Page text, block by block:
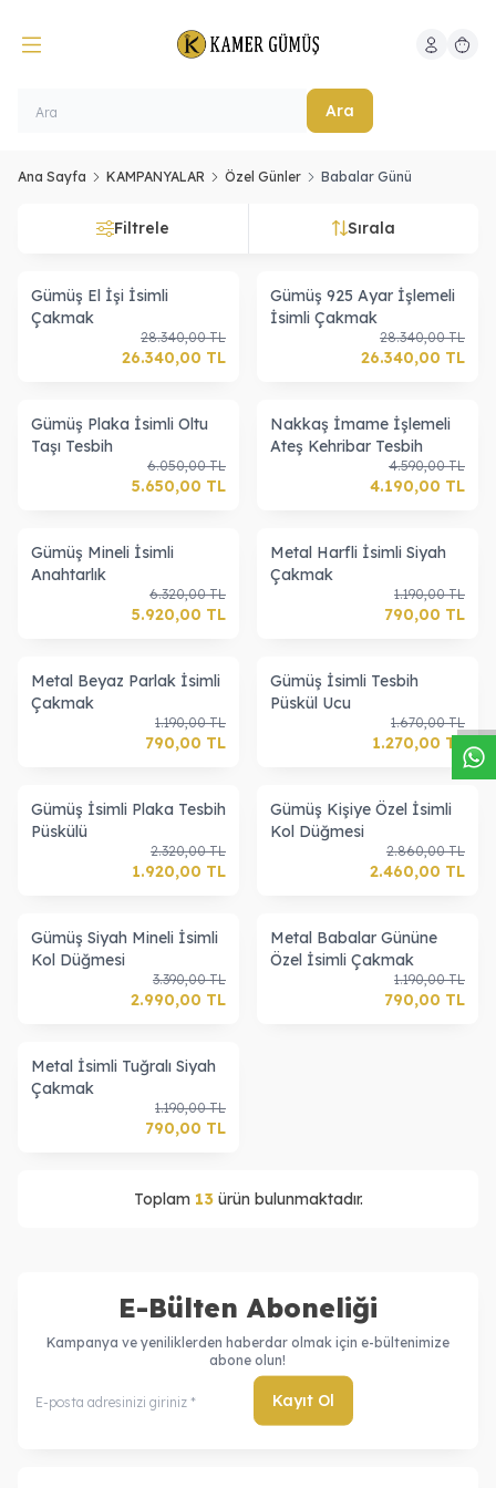
Ara
Hesabım
Ana Sayfa KAMPANYALAR Özel Günler Babalar Günü
Filtrele Sırala
Gümüş El İşi İsimli
Çakmak
28.340,00TL
26.340,00 TL
Gümüş 925 Ayar İşlemeli
İsimli Çakmak
28.340,00TL
26.340,00 TL
Gümüş Plaka İsimli Oltu
Taşı Tesbih
6.050,00TL
5.650,00 TL
Nakkaş İmame İşlemeli
Ateş Kehribar Tesbih
4.590,00TL
4.190,00 TL
Gümüş Mineli İsimli
Anahtarlık
6.320,00TL
5.920,00 TL
Metal Harfli İsimli Siyah
Çakmak
1.190,00TL
790,00 TL
Metal Beyaz Parlak İsimli
Çakmak
1.190,00TL
790,00 TL
Gümüş İsimli Tesbih
Püskül Ucu
1.670,00TL
1.270,00 TL
Gümüş İsimli Plaka Tesbih
Püskülü
2.320,00TL
1.920,00 TL
Gümüş Kişiye Özel İsimli
Kol Düğmesi
2.860,00TL
2.460,00 TL
Gümüş Siyah Mineli İsimli
Kol Düğmesi
3.390,00TL
2.990,00 TL
Metal Babalar Gününe
Özel İsimli Çakmak
1.190,00TL
790,00 TL
Metal İsimli Tuğralı Siyah
Çakmak
1.190,00TL
790,00 TL
Toplam 13ürün bulunmaktadır.
E-Bülten Aboneliği
Kampanya ve yeniliklerden haberdar olmak için e-bültenimize
abone olun!
Kayıt Ol